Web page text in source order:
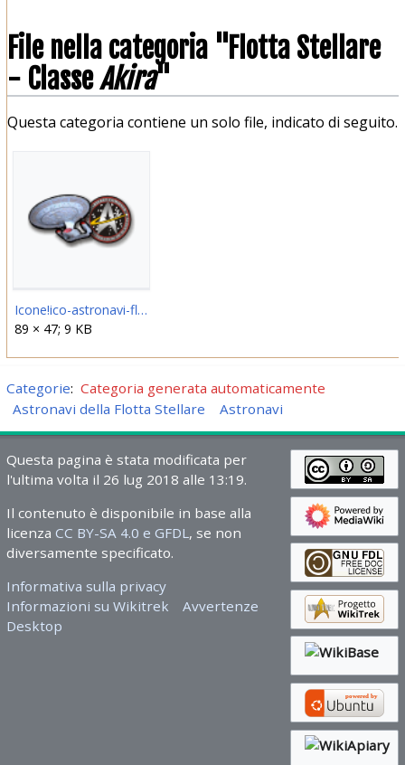
File nella categoria "Flotta Stellare
- ClasseAkira"
Questa categoria contiene un solo file, indicato di seguito.
Icone!ico-astronavi-flottastellare-akira.png
89 × 47; 9 KB
Categorie: Categoria generata automaticamente
Astronavi della Flotta Stellare
Astronavi
Questa pagina è stata modificata per
l'ultima volta il 26 lug 2018 alle 13:19.
Il contenuto è disponibile in base alla
licenza CC BY-SA 4.0 e GFDL, se non
diversamente specificato.
Informativa sulla privacy
Informazioni su Wikitrek
Avvertenze
Desktop